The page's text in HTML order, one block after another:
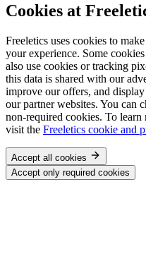
Cookies at
Freeletics uses cookies to
your experience. Some
also use cookies or tracking
this data is shared with our
improve our offers, and
our partner websites. You can
non-required cookies. To learn
visit the Freeletics cookie and
Accept all cookies
Accept only required cookies